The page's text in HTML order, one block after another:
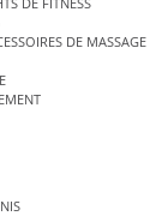
DE MASSAGE